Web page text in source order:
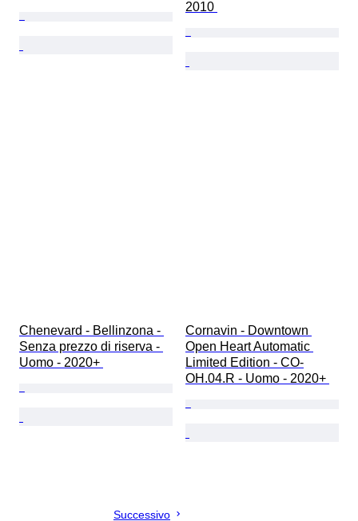
2010
Chenevard - Bellinzona -
Senza prezzo di riserva -
Uomo - 2020+
Cornavin - Downtown
Open Heart Automatic
Limited Edition - CO-
OH.04.R - Uomo - 2020+
Successivo